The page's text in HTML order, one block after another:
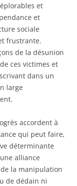
et
et
sociale
frustrante.
de la désunion
ces victimes et
dans un
large
accordent à
qui peut faire,
déterminante
alliance
la manipulation
de dédain ni